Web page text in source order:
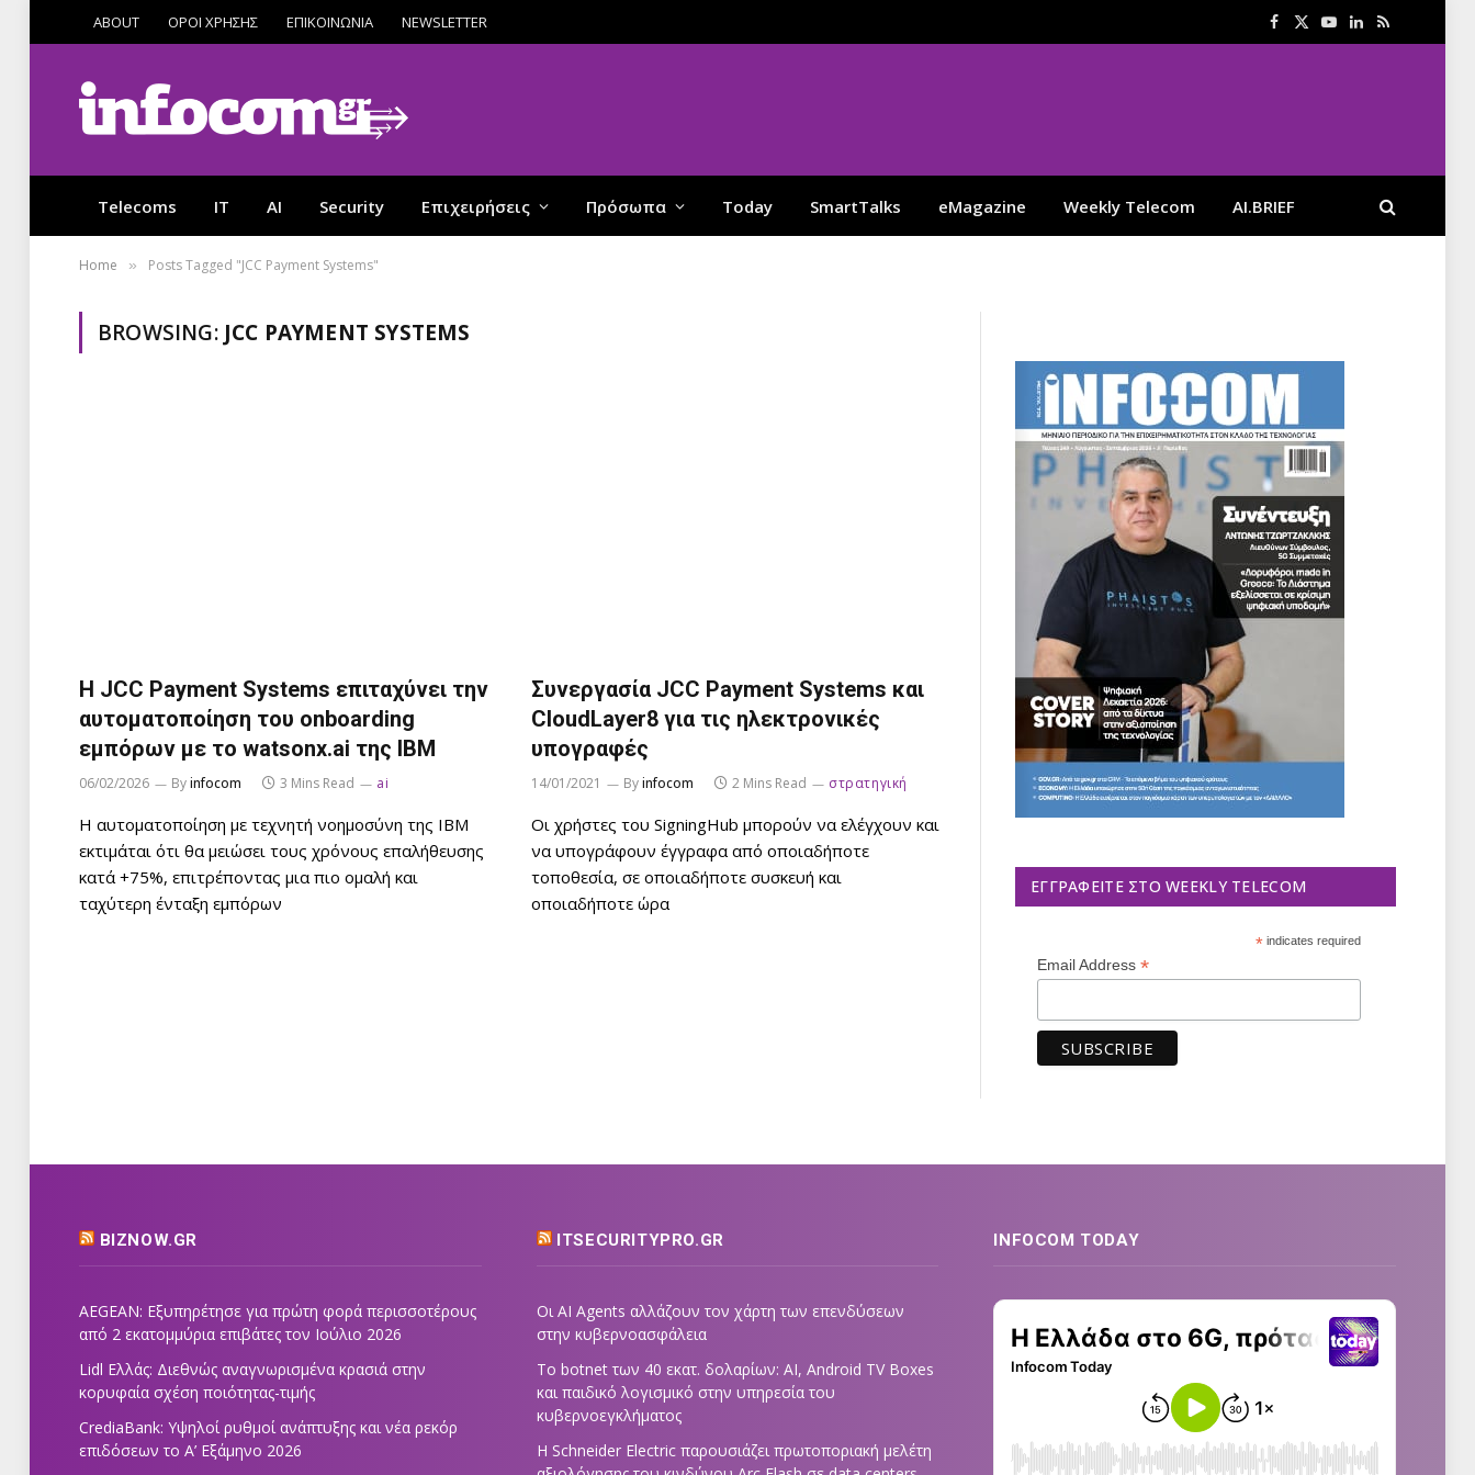
ABOUT ΟΡΟΙ ΧΡΗΣΗΣ ΕΠΙΚΟΙΝΩΝΙΑ NEWSLETTER Facebook
X
YouTube
LinkedIn
RSS
Telecoms IT AI Security Επιχειρήσεις Πρόσωπα Today SmartTalks eMagazine Weekly Telecom AI.BRIEF
Home » Posts Tagged "JCC Payment Systems"
BROWSING: JCC PAYMENT SYSTEMS
Η JCC Payment Systems επιταχύνει την
αυτοματοποίηση του onboarding
εμπόρων με το watsonx.ai της IBM
06/02/2026 Byinfocom 3 Mins Read ai
Η αυτοματοποίηση με τεχνητή νοημοσύνη της IBM
εκτιμάται ότι θα μειώσει τους χρόνους επαλήθευσης
κατά +75%, επιτρέποντας μια πιο ομαλή και
ταχύτερη ένταξη εμπόρων
Συνεργασία JCC Payment Systems και
CloudLayer8 για τις ηλεκτρονικές
υπογραφές
14/01/2021 Byinfocom 2 Mins Read στρατηγική
Οι χρήστες του SigningHub μπορούν να ελέγχουν και
να υπογράφουν έγγραφα από οποιαδήποτε
τοποθεσία, σε οποιαδήποτε συσκευή και
οποιαδήποτε ώρα
ΕΓΓΡΑΦΕΊΤΕ ΣΤΟ WEEKLY TELECOM
*indicates required
Email Address *
BIZNOW.GR
AEGEAN: Εξυπηρέτησε για πρώτη φορά περισσοτέρους
από 2 εκατομμύρια επιβάτες τον Ιούλιο 2026
Lidl Ελλάς: Διεθνώς αναγνωρισμένα κρασιά στην
κορυφαία σχέση ποιότητας-τιμής
CrediaBank: Υψηλοί ρυθμοί ανάπτυξης και νέα ρεκόρ
επιδόσεων το Α’ Εξάμηνο 2026
ITSECURITYPRO.GR
Οι AI Agents αλλάζουν τον χάρτη των επενδύσεων
στην κυβερνοασφάλεια
Το botnet των 40 εκατ. δολαρίων: AI, Android TV Boxes
και παιδικό λογισμικό στην υπηρεσία του
κυβερνοεγκλήματος
Η Schneider Electric παρουσιάζει πρωτοποριακή μελέτη
INFOCOM TODAY